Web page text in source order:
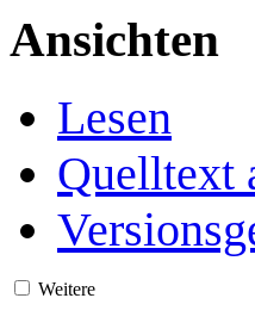
Ansichten
Lesen
Quelltext
Weitere